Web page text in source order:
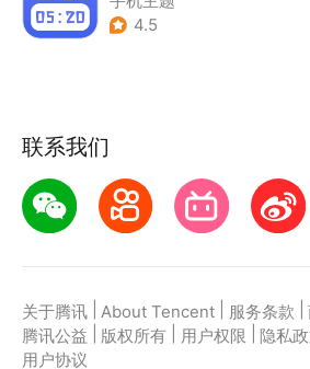
4.5
联系我们
关于腾讯 About Tencent 服务条款
腾讯公益
版权所有 用户权限 隐私
用户协议